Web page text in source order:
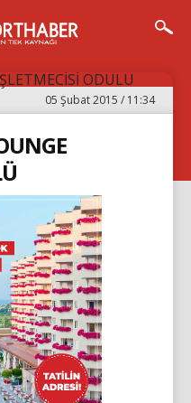
05 Şubat 2015 / 11:34